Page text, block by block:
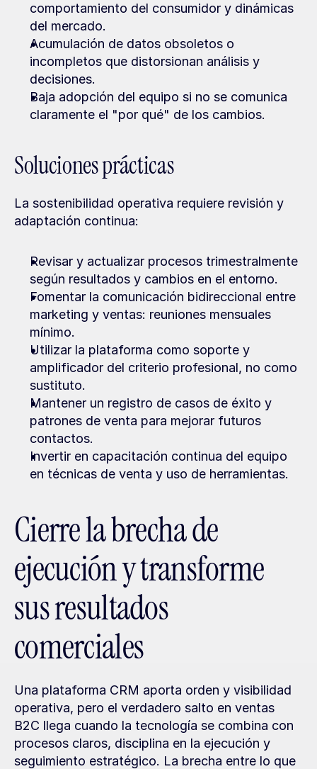
comportamiento del consumidor y dinámicas
del mercado.
Acumulación de datos obsoletos o
incompletos que distorsionan análisis y
decisiones.
Baja adopción del equipo si no se comunica
claramente el "por qué" de los cambios.
Soluciones prácticas
La sostenibilidad operativa requiere revisión y
adaptación continua:
Revisar y actualizar procesos trimestralmente
según resultados y cambios en el entorno.
Fomentar la comunicación bidireccional entre
marketing y ventas: reuniones mensuales
mínimo.
Utilizar la plataforma como soporte y
amplificador del criterio profesional, no como
sustituto.
Mantener un registro de casos de éxito y
patrones de venta para mejorar futuros
contactos.
Invertir en capacitación continua del equipo
en técnicas de venta y uso de herramientas.
Cierre la brecha de
ejecución y transforme
sus resultados
comerciales
Una plataforma CRM aporta orden y visibilidad
operativa, pero el verdadero salto en ventas
B2C llega cuando la tecnología se combina con
procesos claros, disciplina en la ejecución y
seguimiento estratégico. La brecha entre lo que